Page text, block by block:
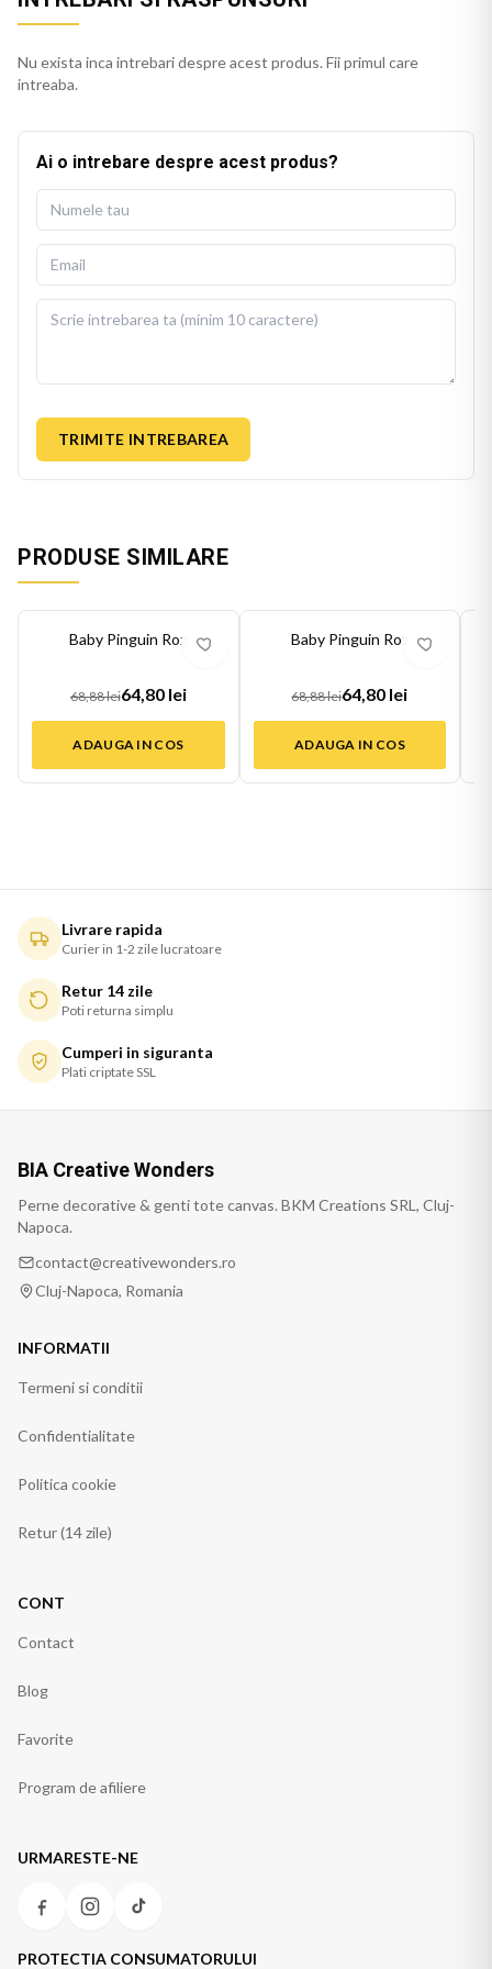
Nu exista inca intrebari despre acest produs. Fii primul care
intreaba.
Ai o intrebare despre acest produs?
TRIMITE INTREBAREA
PRODUSE SIMILARE
Baby Pinguin Roz
68,88 lei64,80 lei
ADAUGA IN COS
Baby Pinguin Roz
68,88 lei64,80 lei
ADAUGA IN COS
Livrare rapida
Curier in 1-2 zile lucratoare
Retur 14 zile
Poti returna simplu
Cumperi in siguranta
Plati criptate SSL
BIA Creative Wonders
Perne decorative & genti tote canvas. BKM Creations SRL, Cluj-
Napoca.
contact@creativewonders.ro
Cluj-Napoca, Romania
INFORMATII
Termeni si conditii
Confidentialitate
Politica cookie
Retur (14 zile)
CONT
Contact
Blog
Favorite
Program de afiliere
URMARESTE-NE
PROTECTIA CONSUMATORULUI